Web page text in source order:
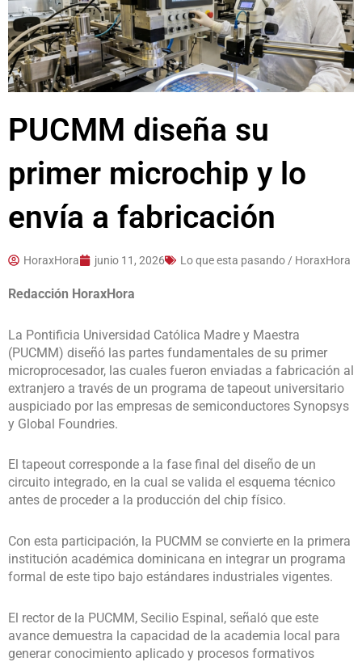
PUCMM diseña su
primer microchip y lo
envía a fabricación
HoraxHora junio 11, 2026 Lo que esta pasando / HoraxHora
Redacción HoraxHora
La Pontificia Universidad Católica Madre y Maestra
(PUCMM) diseñó las partes fundamentales de su primer
microprocesador, las cuales fueron enviadas a fabricación al
extranjero a través de un programa de tapeout universitario
auspiciado por las empresas de semiconductores Synopsys
y Global Foundries.
El tapeout corresponde a la fase final del diseño de un
circuito integrado, en la cual se valida el esquema técnico
antes de proceder a la producción del chip físico.
Con esta participación, la PUCMM se convierte en la primera
institución académica dominicana en integrar un programa
formal de este tipo bajo estándares industriales vigentes.
El rector de la PUCMM, Secilio Espinal, señaló que este
avance demuestra la capacidad de la academia local para
generar conocimiento aplicado y procesos formativos